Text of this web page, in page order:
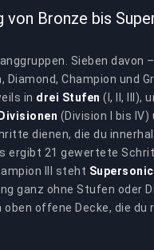
von Bronze bis
Sieben davon
Diamond, Champion und
in drei Stufen (I, II, III),
(Division I bis
dienen, die du
ergibt 21 gewertete
III steht
ganz ohne Stufen oder
oben offene Decke, die du